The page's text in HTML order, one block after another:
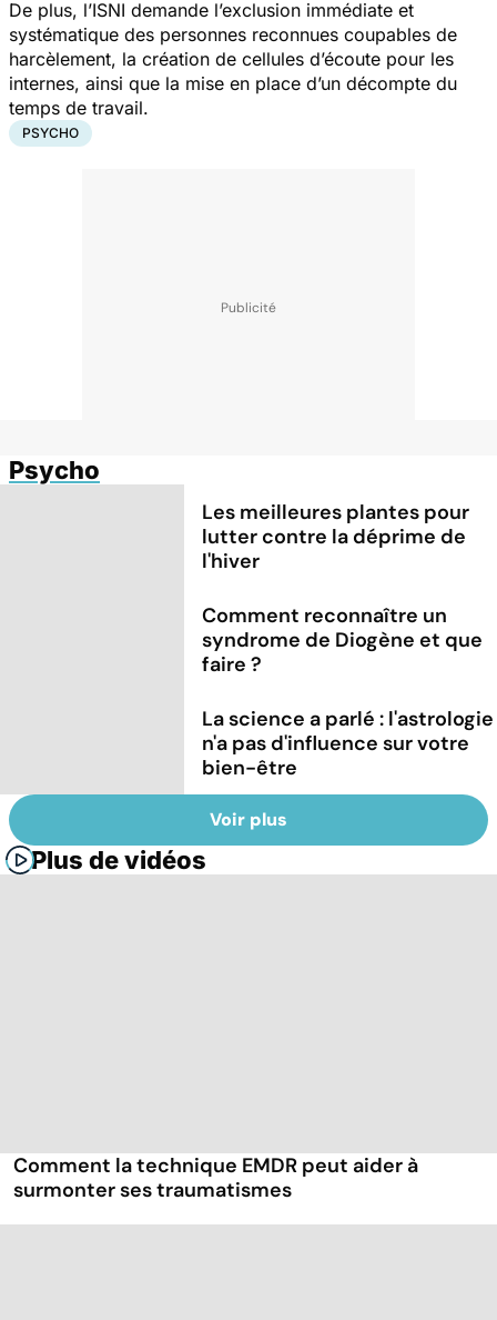
De plus, l’ISNI demande l’exclusion immédiate et
systématique des personnes reconnues coupables de
harcèlement, la création de cellules d’écoute pour les
internes, ainsi que la mise en place d’un décompte du
temps de travail.
PSYCHO
Psycho
Les meilleures plantes pour
lutter contre la déprime de
l'hiver
Comment reconnaître un
syndrome de Diogène et que
faire ?
La science a parlé : l'astrologie
n'a pas d'influence sur votre
bien-être
Voir plus
Plus de vidéos
Comment la technique EMDR peut aider à
surmonter ses traumatismes